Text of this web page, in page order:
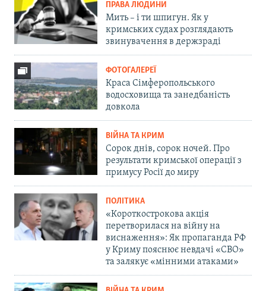
ПРАВА ЛЮДИНИ
Мить – і ти шпигун. Як у
кримських судах розглядають
звинувачення в держзраді
ФОТОГАЛЕРЕЇ
Краса Сімферопольського
водосховища та занедбаність
довкола
ВІЙНА ТА КРИМ
Сорок днів, сорок ночей. Про
результати кримської операції з
примусу Росії до миру
ПОЛІТИКА
«Короткострокова акція
перетворилася на війну на
виснаження»: Як пропаганда РФ
у Криму пояснює невдачі «СВО»
та залякує «мінними атаками»